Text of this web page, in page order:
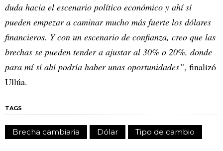
duda hacia el escenario político económico y ahí sí
pueden empezar a caminar mucho más fuerte los dólares
financieros. Y con un escenario de confianza, creo que las
brechas se pueden tender a ajustar al 30% o 20%, donde
para mí sí ahí podría haber unas oportunidades”, finalizó
Ullúa.
TAGS
Brecha cambiaria Dólar Tipo de cambio